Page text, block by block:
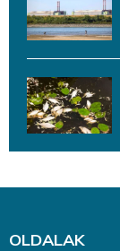
OLDALAK